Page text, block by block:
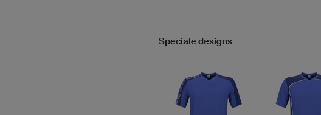
Speciale designs